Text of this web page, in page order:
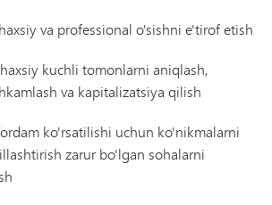
va professional o'sishni e'tirof etish
kuchli tomonlarni aniqlash,
va kapitalizatsiya qilish
ko'rsatilishi uchun ko'nikmalarni
zarur bo'lgan sohalarni